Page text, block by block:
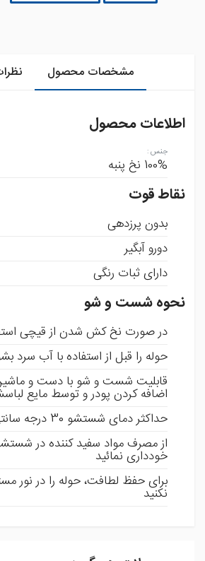
مشخصات محصول
اطلاعات محصول
جنس:
100% نخ پنبه
نقاط قوت
بدون پرزدهی
دورو آبگیر
دارای ثبات رنگی
نحوه شست و شو
در صورت نخ کش شدن از قیچی
حوله را قبل از استفاده با آب سرد
قابلیت شست و شو با دست و
اضافه کردن پودر و توسط مایع
حداکثر دمای شستشو 30 درجه سانتی گراد
از مصرف مواد سفید کننده در
خودداری نمائید
برای حفظ لطافت، حوله را در نور
نکنید